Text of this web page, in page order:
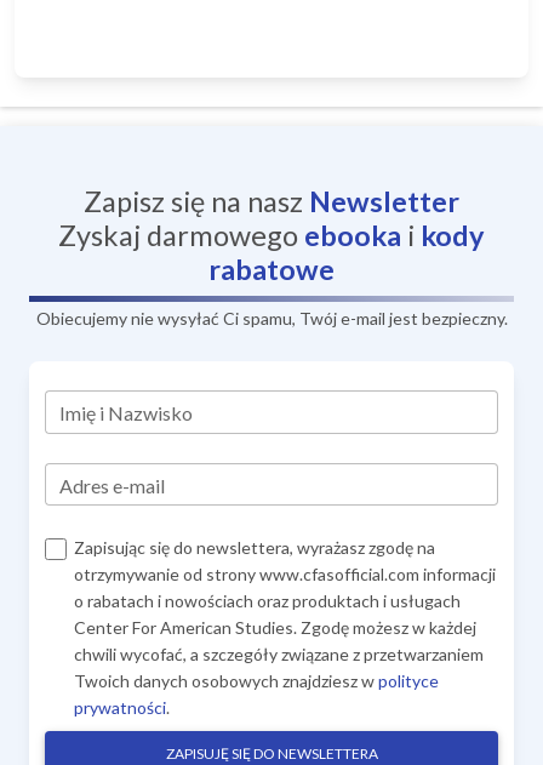
Zapisz się na nasz Newsletter
Zyskaj darmowego ebooka i kody
rabatowe
Obiecujemy nie wysyłać Ci spamu, Twój e-mail jest bezpieczny.
Imię i Nazwisko
Adres e-mail
Zapisując się do newslettera, wyrażasz zgodę na
otrzymywanie od strony www.cfasofficial.com informacji
o rabatach i nowościach oraz produktach i usługach
Center For American Studies. Zgodę możesz w każdej
chwili wycofać, a szczegóły związane z przetwarzaniem
Twoich danych osobowych znajdziesz wpolityce
prywatności.
ZAPISUJĘ SIĘ DO NEWSLETTERA